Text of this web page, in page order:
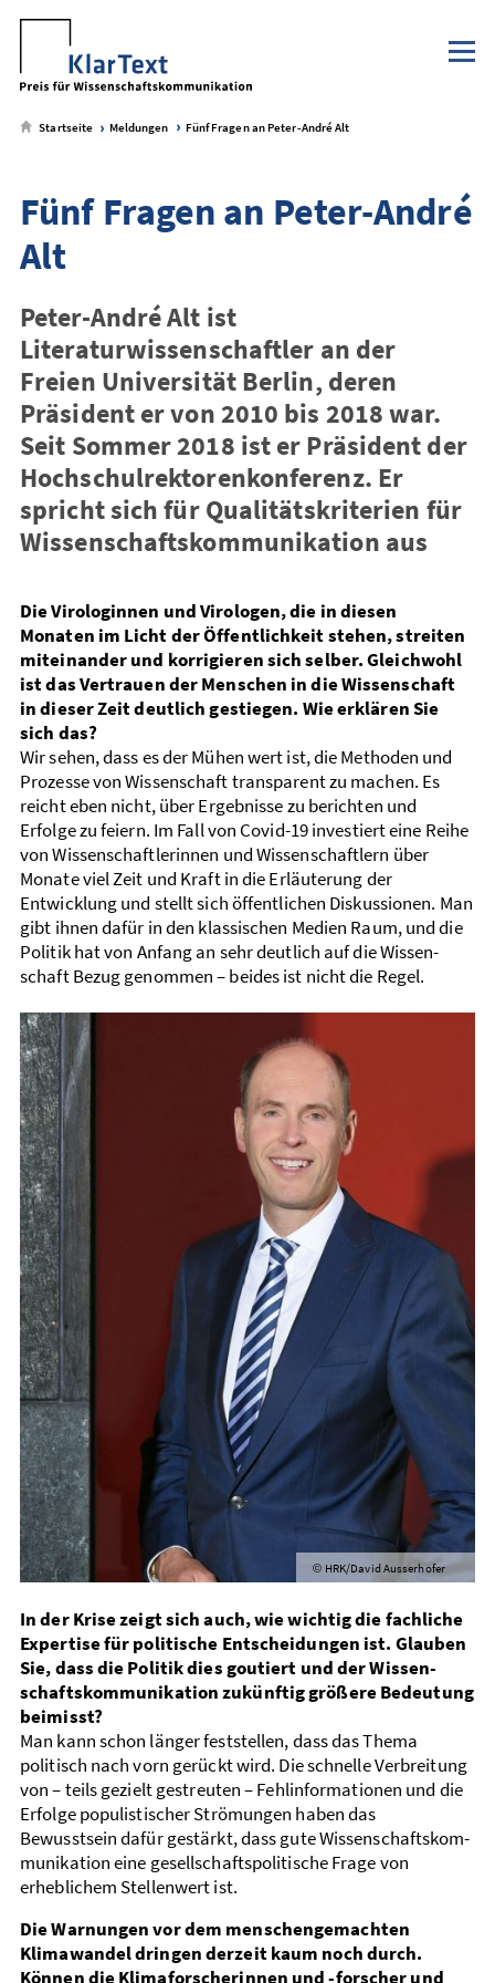
zum
Metamenü
zum
Hauptmenü
zum
Seiteninhalt
zum
Footer-
Menü
Startseite Meldungen Fünf Fragen an Peter-André Alt
Fünf Fragen an Peter-André
Alt
Peter-André Alt ist
Literaturwissenschaftler an der
Freien Universität Berlin, deren
Präsident er von 2010 bis 2018 war.
Seit Sommer 2018 ist er Präsident der
Hochschulrektorenkonferenz. Er
spricht sich für Qualitätskriterien für
Wissenschaftskommunikation aus
Die Virologinnen und Virologen, die in diesen
Monaten im Licht der Öffent­lichkeit stehen, streiten
miteinander und korrigieren sich selber. Gleich­wohl
ist das Vertrauen der Menschen in die Wissenschaft
in dieser Zeit deutlich gestiegen. Wie erklären Sie
sich das?
Wir sehen, dass es der Mühen wert ist, die Methoden und
Prozesse von Wissen­schaft transparent zu machen. Es
reicht eben nicht, über Ergebnisse zu berichten und
Erfolge zu feiern. Im Fall von Covid-19 investiert eine Reihe
von Wissen­schaft­lerinnen und Wissen­­schaftlern über
Monate viel Zeit und Kraft in die Erläu­terung der
Entwicklung und stellt sich öffentlichen Diskussionen. Man
gibt ihnen dafür in den klassischen Medien Raum, und die
Politik hat von Anfang an sehr deutlich auf die Wissen­
schaft Bezug genommen – beides ist nicht die Regel.
© HRK/David Ausserhofer
In der Krise zeigt sich auch, wie wichtig die fachliche
Expertise für politische Entscheidungen ist. Glauben
Sie, dass die Politik dies goutiert und der Wissen­
schafts­kommunikation zukünftig größere Bedeutung
beimisst?
Man kann schon länger feststellen, dass das Thema
politisch nach vorn gerückt wird. Die schnelle Verbreitung
von – teils gezielt gestreuten – Fehl­informationen und die
Erfolge populistischer Strö­mungen haben das
Bewusstsein dafür gestärkt, dass gute Wissen­schafts­­kom­
mu­­nikation eine gesellschafts­­politi­sche Frage von
erheblichem Stellen­wert ist.
Die Warnungen vor dem menschen­gemachten
Klimawandel dringen derzeit kaum noch durch.
Können die Klima­­forscherinnen und -forscher und